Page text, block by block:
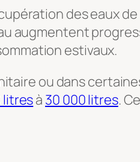
des eaux
augmentent
estivaux.
ou dans
litresà 30 000 litres.